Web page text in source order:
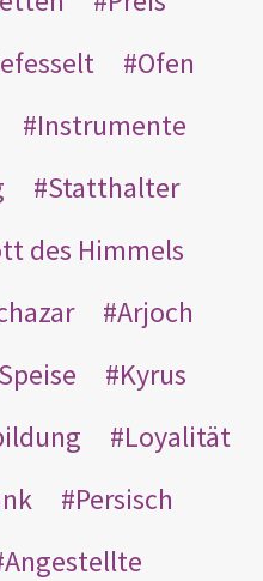
Ofen
Instrumente
Statthalter
des Himmels
Arjoch
Speise
Kyrus
Loyalität
Persisch
Angestellte